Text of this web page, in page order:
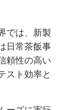
では、新製
日常茶飯事
頼性の高い
スト効率と